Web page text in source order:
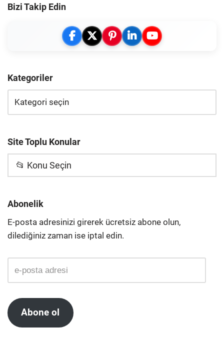
Bizi Takip Edin
Kategoriler
Site Toplu Konular
📂 Konu Seçin
Abonelik
E-posta adresinizi girerek ücretsiz abone olun,
dilediğiniz zaman ise iptal edin.
Abone ol